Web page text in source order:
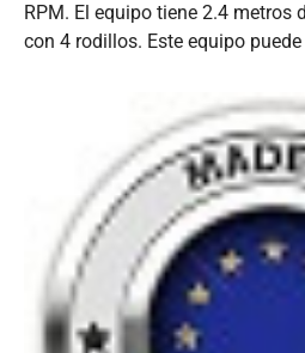
RPM. El equipo tiene 2.4 metros
con 4 rodillos. Este equipo